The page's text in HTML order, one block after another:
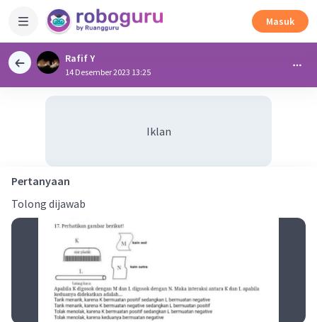
Masuk
Rafif Y
14 Desember 2023 13:25
Iklan
Pertanyaan
Tolong dijawab